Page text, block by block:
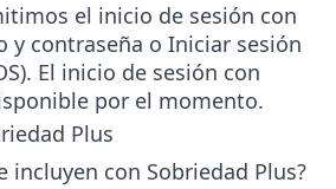
el inicio de sesión con
y contraseña o Iniciar sesión
El inicio de sesión con
por el momento.
Plus
incluyen con Sobriedad Plus?